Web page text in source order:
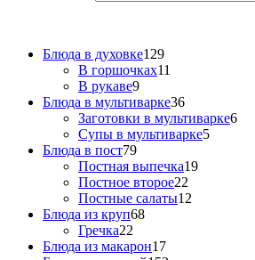
Блюда в духовке129
В горшочках11
В рукаве9
Блюда в мультиварке36
Заготовки в мультиварке6
Супы в мультиварке5
Блюда в пост79
Постная выпечка19
Постное второе22
Постные салаты12
Блюда из круп68
Гречка22
Блюда из макарон17